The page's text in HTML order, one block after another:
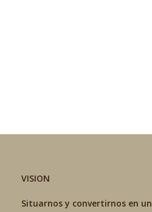
VISION
Situarnos y convertirnos en un